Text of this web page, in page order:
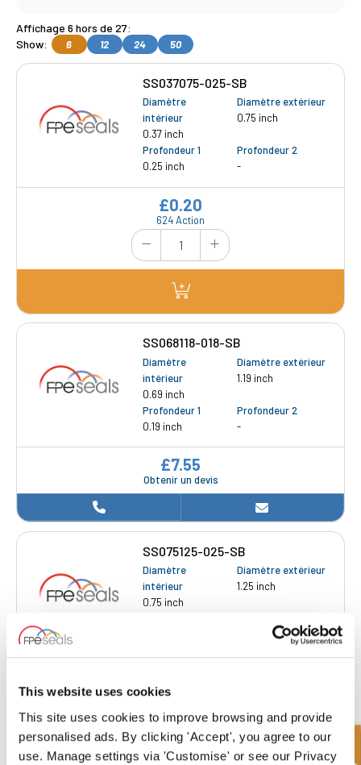
This website uses cookies
This site uses cookies to improve browsing and provide
personalised ads. By clicking 'Accept', you agree to our
use. Manage settings via 'Customise' or see our Privacy
Affichage 6 hors de 27:
Show:
6 12 24 50
SS037075-025-SB
Diamètre
intérieur
0.37 inch
Diamètre extérieur
0.75 inch
Profondeur 1
0.25 inch
Profondeur 2
-
624 Action
£0.20
SS068118-018-SB
Diamètre
intérieur
0.69 inch
Diamètre extérieur
1.19 inch
Profondeur 1
0.19 inch
Profondeur 2
-
Obtenir un devis
£7.55
SS075125-025-SB
Diamètre
intérieur
0.75 inch
Diamètre extérieur
1.25 inch
3 Action